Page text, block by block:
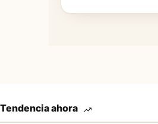
Tendencia ahora